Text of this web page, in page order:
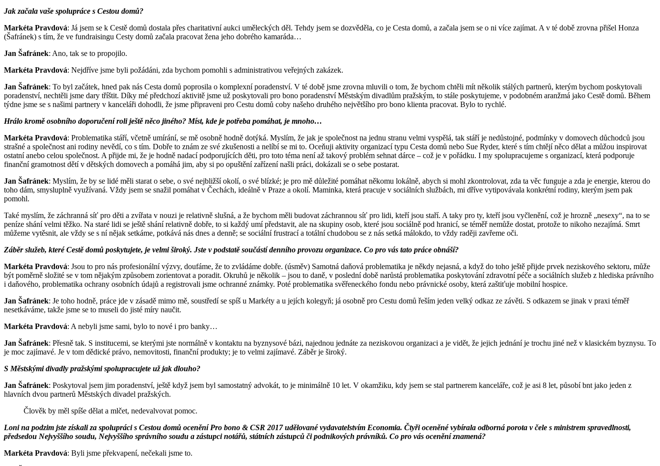
Jak začala vaše spolupráce s Cestou domů?
Markéta Pravdová: Já jsem se k Cestě domů dostala přes charitativní aukci uměleckých děl. Tehdy jsem se dozvěděla, co je Cesta domů, a začala jsem se o ni více zajímat. A v té době zrovna přišel Honza
(Šafránek) s tím, že ve fundraisingu Cesty domů začala pracovat žena jeho dobrého kamaráda…
Jan Šafránek: Ano, tak se to propojilo.
Markéta Pravdová: Nejdříve jsme byli požádáni, zda bychom pomohli s administrativou veřejných zakázek.
Jan Šafránek: To byl začátek, hned pak nás Cesta domů poprosila o komplexní poradenství. V té době jsme zrovna mluvili o tom, že bychom chtěli mít několik stálých partnerů, kterým bychom poskytovali
poradenství, nechtěli jsme dary tříštit. Díky mé předchozí aktivitě jsme už poskytovali pro bono poradenství Městským divadlům pražským, to stále poskytujeme, v podobném aranžmá jako Cestě domů. Během
týdne jsme se s našimi partnery v kanceláři dohodli, že jsme připraveni pro Cestu domů coby našeho druhého největšího pro bono klienta pracovat. Bylo to rychlé.
Hrálo kromě osobního doporučení roli ještě něco jiného? Míst, kde je potřeba pomáhat, je mnoho…
Markéta Pravdová: Problematika stáří, včetně umírání, se mě osobně hodně dotýká. Myslím, že jak je společnost na jednu stranu velmi vyspělá, tak stáří je nedůstojné, podmínky v domovech důchodců jsou
strašné a společnost ani rodiny nevědí, co s tím. Dobře to znám ze své zkušenosti a nelíbí se mi to. Oceňuji aktivity organizací typu Cesta domů nebo Sue Ryder, které s tím chtějí něco dělat a můžou inspirovat
ostatní anebo celou společnost. A přijde mi, že je hodně nadací podporujících děti, pro toto téma není až takový problém sehnat dárce – což je v pořádku. I my spolupracujeme s organizací, která podporuje
finanční gramotnost dětí v dětských domovech a pomáhá jim, aby si po opuštění zařízení našli práci, dokázali se o sebe postarat.
Jan Šafránek: Myslím, že by se lidé měli starat o sebe, o své nejbližší okolí, o své blízké; je pro mě důležité pomáhat někomu lokálně, abych si mohl zkontrolovat, zda ta věc funguje a zda je energie, kterou do
toho dám, smysluplně využívaná. Vždy jsem se snažil pomáhat v Čechách, ideálně v Praze a okolí. Maminka, která pracuje v sociálních službách, mi dříve vytipovávala konkrétní rodiny, kterým jsem pak
pomohl.
Také myslím, že záchranná síť pro děti a zvířata v nouzi je relativně slušná, a že bychom měli budovat záchrannou síť pro lidi, kteří jsou staří. A taky pro ty, kteří jsou vyčlenění, což je hrozně „nesexy“, na to se
peníze shání velmi těžko. Na staré lidi se ještě shání relativně dobře, to si každý umí představit, ale na skupiny osob, které jsou sociálně pod hranicí, se téměř nemůže dostat, protože to nikoho nezajímá. Smrt
můžeme vytěsnit, ale vždy se s ní nějak setkáme, potkává nás dnes a denně; se sociální frustrací a totální chudobou se z nás setká málokdo, to vždy raději zavřeme oči.
Záběr služeb, které Cestě domů poskytujete, je velmi široký. Jste v podstatě součástí denního provozu organizace. Co pro vás tato práce obnáší?
Markéta Pravdová: Jsou to pro nás profesionální výzvy, doufáme, že to zvládáme dobře. (úsměv) Samotná daňová problematika je někdy nejasná, a když do toho ještě přijde prvek neziskového sektoru, může
být poměrně složité se v tom nějakým způsobem zorientovat a poradit. Okruhů je několik – jsou to daně, v poslední době narůstá problematika poskytování zdravotní péče a sociálních služeb z hlediska právního
i daňového, problematika ochrany osobních údajů a registrovali jsme ochranné známky. Poté problematika svěřeneckého fondu nebo právnické osoby, která zaštiťuje mobilní hospice.
Jan Šafránek: Je toho hodně, práce jde v zásadě mimo mě, soustředí se spíš u Markéty a u jejích kolegyň; já osobně pro Cestu domů řeším jeden velký odkaz ze závěti. S odkazem se jinak v praxi téměř
nesetkáváme, takže jsme se to museli do jisté míry naučit.
Markéta Pravdová: A nebyli jsme sami, bylo to nové i pro banky…
Jan Šafránek: Přesně tak. S institucemi, se kterými jste normálně v kontaktu na byznysové bázi, najednou jednáte za neziskovou organizaci a je vidět, že jejich jednání je trochu jiné než v klasickém byznysu. To
je moc zajímavé. Je v tom dědické právo, nemovitosti, finanční produkty; je to velmi zajímavé. Záběr je široký.
S Městskými divadly pražskými spolupracujete už jak dlouho?
Jan Šafránek: Poskytoval jsem jim poradenství, ještě když jsem byl samostatný advokát, to je minimálně 10 let. V okamžiku, kdy jsem se stal partnerem kanceláře, což je asi 8 let, působí bnt jako jeden z
hlavních dvou partnerů Městských divadel pražských.
Člověk by měl spíše dělat a mlčet, nedevalvovat pomoc.
Loni na podzim jste získali za spolupráci s Cestou domů ocenění Pro bono & CSR 2017 udělované vydavatelstvím Economia. Čtyři oceněné vybírala odborná porota v čele s ministrem spravedlnosti,
předsedou Nejvyššího soudu, Nejvyššího správního soudu a zástupci notářů, státních zástupců či podnikových právníků. Co pro vás ocenění znamená?
Markéta Pravdová: Byli jsme překvapení, nečekali jsme to.